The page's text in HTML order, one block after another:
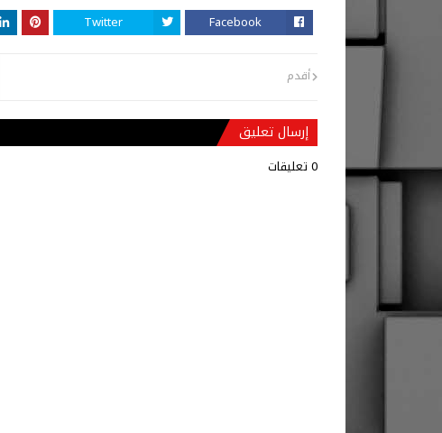
Facebook
Twitter
أقدم
إرسال تعليق
0 تعليقات